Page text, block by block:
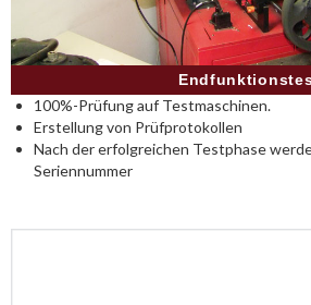
100%-Prüfung auf Testmaschinen.
Erstellung von Prüfprotokollen
Nach der erfolgreichen Testphase
Seriennummer